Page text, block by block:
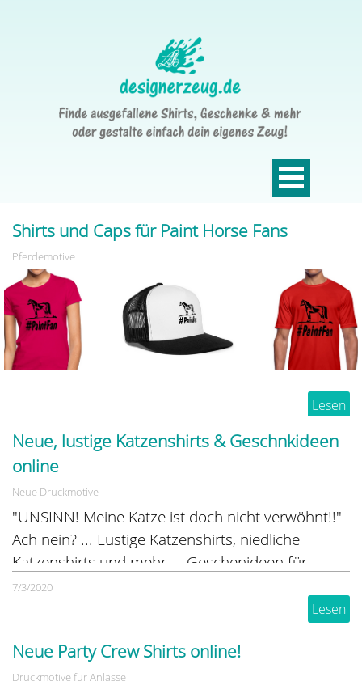
Shirts und Caps für Paint Horse Fans
Pferdemotive
Du liebst Paint Horses? Dann haben wir eine
Menge Reitshirts, Hoodies, Caps und mehr, die dir
14/3/2020
Lesen
Neue, lustige Katzenshirts & Geschnkideen
online
Neue Druckmotive
"UNSINN! Meine Katze ist doch nicht verwöhnt!!"
Ach nein? ... Lustige Katzenshirts, niedliche
Katzenshirts und mehr ... Geschenideen für
Katzenliebhaber und Katzenverwöhner
7/3/2020
Lesen
Neue Party Crew Shirts online!
Druckmotive für Anlässe